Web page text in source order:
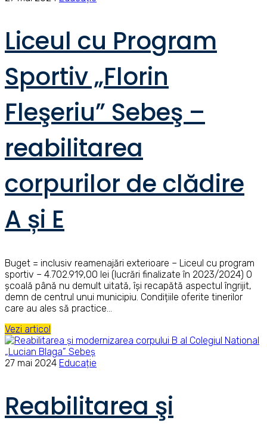
Liceul cu Program
Sportiv „Florin
Fleşeriu” Sebeş –
reabilitarea
corpurilor de clădire
A și E
Buget = inclusiv reamenajări exterioare – Liceul cu program
sportiv – 4.702.919,00 lei (lucrări finalizate în 2023/2024) O
școală până nu demult uitată, își recapătă aspectul îngrijit,
demn de centrul unui municipiu. Condițiile oferite tinerilor
care au ales să practice…
Vezi articol
27 mai 2024 Educație
Reabilitarea şi